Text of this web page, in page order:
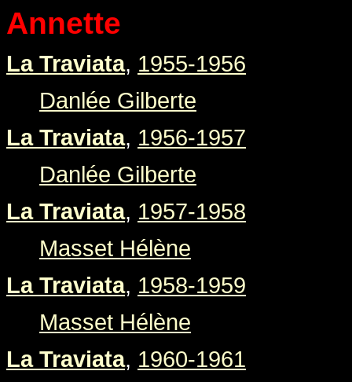
Annette
La Traviata, 1955-1956
Danlée Gilberte
La Traviata, 1956-1957
Danlée Gilberte
La Traviata, 1957-1958
Masset Hélène
La Traviata, 1958-1959
Masset Hélène
La Traviata, 1960-1961